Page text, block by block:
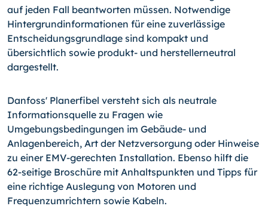
auf jeden Fall beantworten müssen. Notwendige
Hintergrundinformationen für eine zuverlässige
Entscheidungsgrundlage sind kompakt und
übersichtlich sowie produkt- und herstellerneutral
dargestellt.
Danfoss' Planerfibel versteht sich als neutrale
Informationsquelle zu Fragen wie
Umgebungsbedingungen im Gebäude- und
Anlagenbereich, Art der Netzversorgung oder Hinweise
zu einer EMV-gerechten Installation. Ebenso hilft die
62-seitige Broschüre mit Anhaltspunkten und Tipps für
eine richtige Auslegung von Motoren und
Frequenzumrichtern sowie Kabeln.